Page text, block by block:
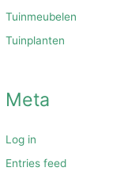
Tuinmeubelen
Tuinplanten
Meta
Log in
Entries feed